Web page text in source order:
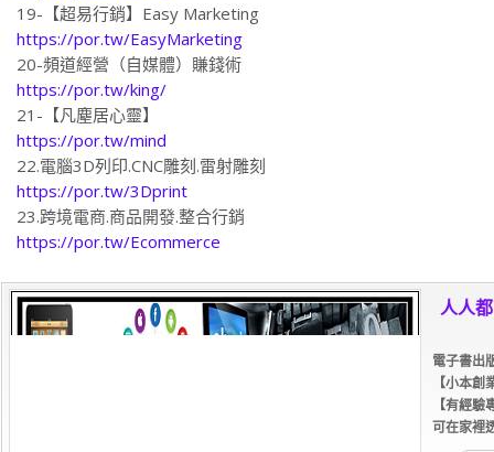
19-【超易行銷】Easy Marketing
https://por.tw/EasyMarketing
20-頻道經營（自媒體）賺錢術
https://por.tw/king/
21-【凡塵居心靈】
https://por.tw/mind
22.電腦3D列印.CNC雕刻.雷射雕刻
https://por.tw/3Dprint
23.跨境電商.商品開發.整合行銷
https://por.tw/Ecommerce